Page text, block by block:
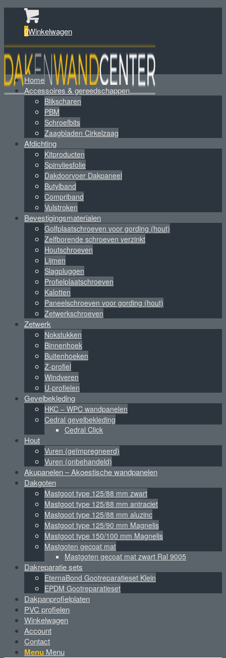
0Winkelwagen
Home
Accessoires & gereedschappen
Blikscharen
PBM
Schroefbits
Zaagbladen Cirkelzaag
Afdichting
Kitproducten
Spinvliesfolie
Dakdoorvoer Dakpaneel
Butylband
Compriband
Vulstroken
Bevestigingsmaterialen
Golfplaatschroeven voor gording (hout)
Zelfborende schroeven verzinkt
Houtschroeven
Lijmen
Slagpluggen
Profielplaatschroeven
Kalotten
Paneelschroeven voor gording (hout)
Zetwerkschroeven
Zetwerk
Nokstukken
Binnenhoek
Buitenhoeken
Z-profiel
Windveren
U-profielen
Gevelbekleding
HKC – WPC wandpanelen
Cedral gevelbekleding
Cedral Click
Hout
Vuren (geïmpregneerd)
Vuren (onbehandeld)
Akupanelen – Akoestische wandpanelen
Dakgoten
Mastgoot type 125/88 mm zwart
Mastgoot type 125/88 mm antraciet
Mastgoot type 125/88 mm aluzinc
Mastgoot type 125/90 mm Magnelis
Mastgoot type 150/100 mm Magnelis
Mastgoten gecoat mat
Mastgoten gecoat mat zwart Ral 9005
Dakreparatie sets
EternaBond Gootreparatieset Klein
EPDM Gootreparatieset
Dakpanprofielplaten
PVC profielen
Winkelwagen
Account
Contact
Menu Menu